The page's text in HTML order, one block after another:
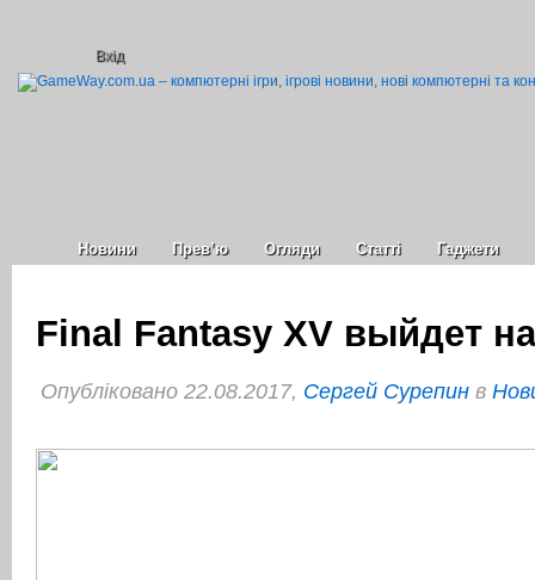
Вхід
Новини Прев’ю Огляди Статті Гаджети
Final Fantasy XV выйдет
Опубліковано 22.08.2017, Сергей Сурепин в